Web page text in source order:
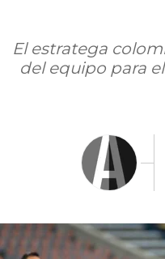
El estratega
del equipo para